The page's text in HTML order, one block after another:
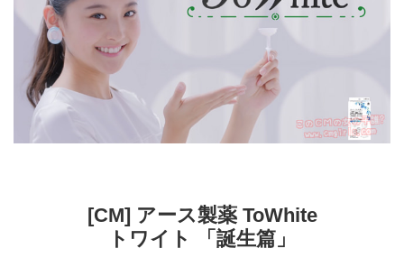
[CM] アース製薬 ToWhite
トワイト 「誕生篇」